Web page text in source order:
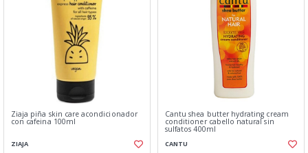
Ziaja piña skin care acondicionador
con cafeina 100ml
ZIAJA
Cantu shea butter hydrating cream
conditioner cabello natural sin
sulfatos 400ml
CANTU